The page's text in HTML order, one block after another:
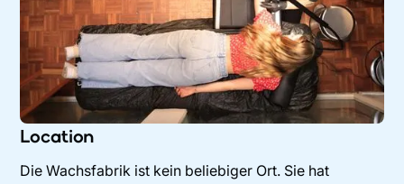
Location
Die Wachsfabrik ist kein beliebiger Ort. Sie hat